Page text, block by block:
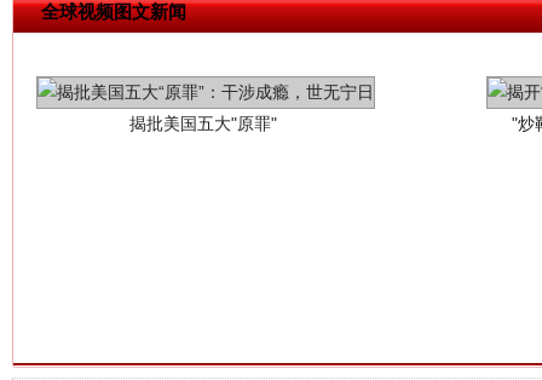
全球视频图文新闻